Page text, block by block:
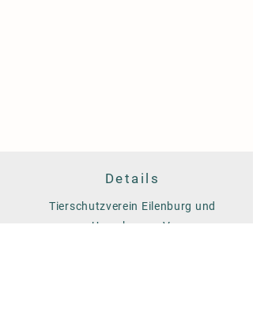
Details
Tierschutzverein Eilenburg und
Umgebung e.V.